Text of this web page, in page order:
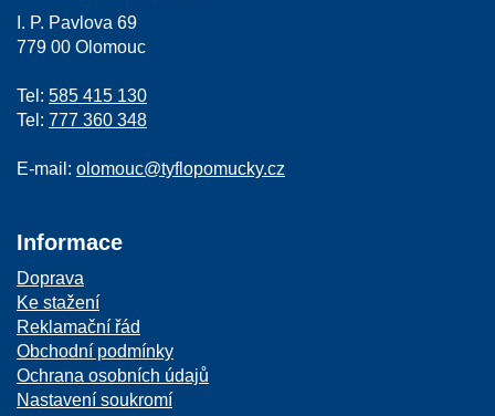
I. P. Pavlova 69
779 00 Olomouc
Tel: 585 415 130
Tel: 777 360 348
E-mail: olomouc@tyflopomucky.cz
Informace
Doprava
Ke stažení
Reklamační řád
Obchodní podmínky
Ochrana osobních údajů
Nastavení soukromí